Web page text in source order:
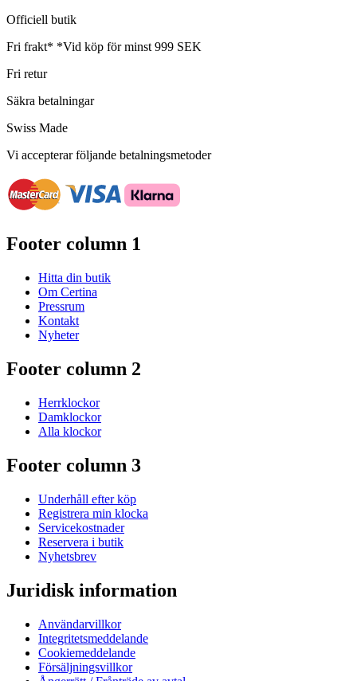
Officiell butik
Fri frakt* *Vid köp för minst 999 SEK
Fri retur
Säkra betalningar
Swiss Made
Vi accepterar följande betalningsmetoder
Footer column 1
Hitta din butik
Om Certina
Pressrum
Kontakt
Nyheter
Footer column 2
Herrklockor
Damklockor
Alla klockor
Footer column 3
Underhåll efter köp
Registrera min klocka
Servicekostnader
Reservera i butik
Nyhetsbrev
Juridisk information
Användarvillkor
Integritetsmeddelande
Cookiemeddelande
Försäljningsvillkor